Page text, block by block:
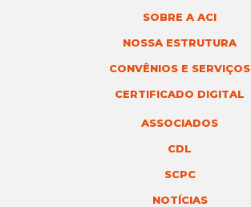
SOBRE A ACI
NOSSA ESTRUTURA
CONVÊNIOS E SERVIÇOS
CERTIFICADO DIGITAL
ASSOCIADOS
CDL
SCPC
NOTÍCIAS